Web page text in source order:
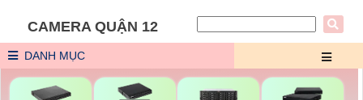
CAMERA QUẬN 12
DANH MỤC